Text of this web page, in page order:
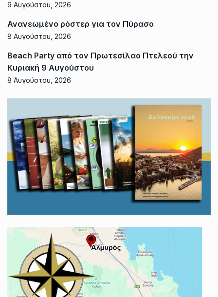
9 Αυγούστου, 2026
Ανανεωμένο ρόστερ για τον Πύρασο
8 Αυγούστου, 2026
Beach Party από τον Πρωτεσίλαο Πτελεού την
Κυριακή 9 Αυγούστου
8 Αυγούστου, 2026